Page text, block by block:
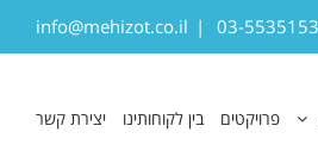
|
info@mehizot.co.il
פרויקטים בין לקוחותינו יצירת קשר